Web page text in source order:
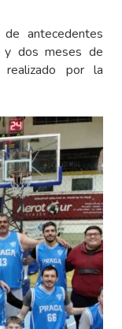
antecedentes
y dos meses de
realizado por la